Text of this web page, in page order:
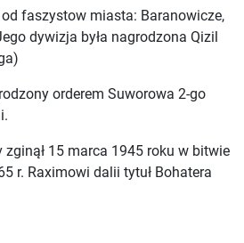
od faszystow miasta: Baranowicze,
dywizja była nagrodzona Qizil
orderem Suworowa 2-go
zginął 15 marca 1945 roku w bitwie
r. Raximowi dalii tytuł Bohatera